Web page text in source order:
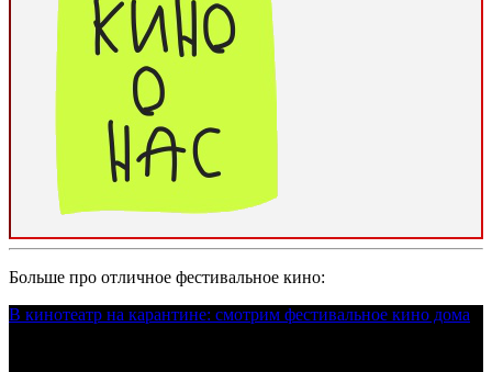
Больше про отличное фестивальное кино:
В кинотеатр на карантине: смотрим фестивальное кино дома